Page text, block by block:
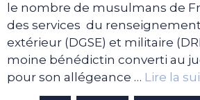
le nombre de musulmans de
des services du
extérieur (DGSE) et militaire
moine bénédictin converti au
pour son allégeance … Lire la